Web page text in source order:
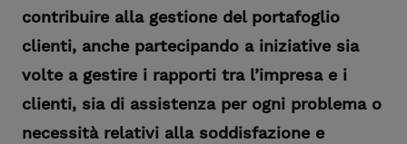
contribuire alla gestione del portafoglio
clienti, anche partecipando a iniziative sia
volte a gestire i rapporti tra l’impresa e i
clienti, sia di assistenza per ogni problema o
necessità relativi alla soddisfazione e